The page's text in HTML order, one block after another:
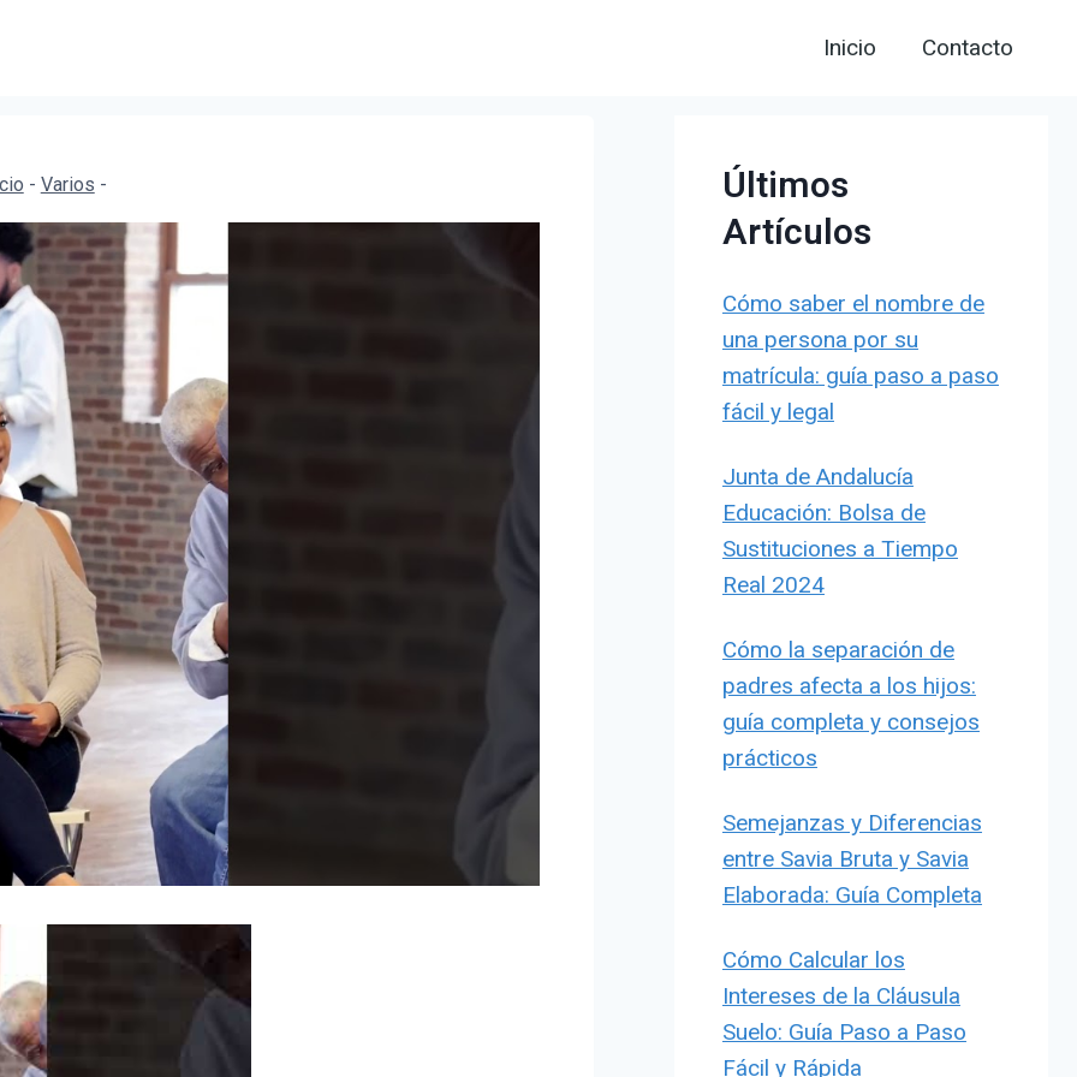
Inicio Contacto
- Varios -
Últimos
Artículos
Cómo saber el nombre de
una persona por su
matrícula: guía paso a paso
fácil y legal
Junta de Andalucía
Educación: Bolsa de
Sustituciones a Tiempo
Real 2024
Cómo la separación de
padres afecta a los hijos:
guía completa y consejos
prácticos
Semejanzas y Diferencias
entre Savia Bruta y Savia
Elaborada: Guía Completa
Cómo Calcular los
Intereses de la Cláusula
Suelo: Guía Paso a Paso
Fácil y Rápida